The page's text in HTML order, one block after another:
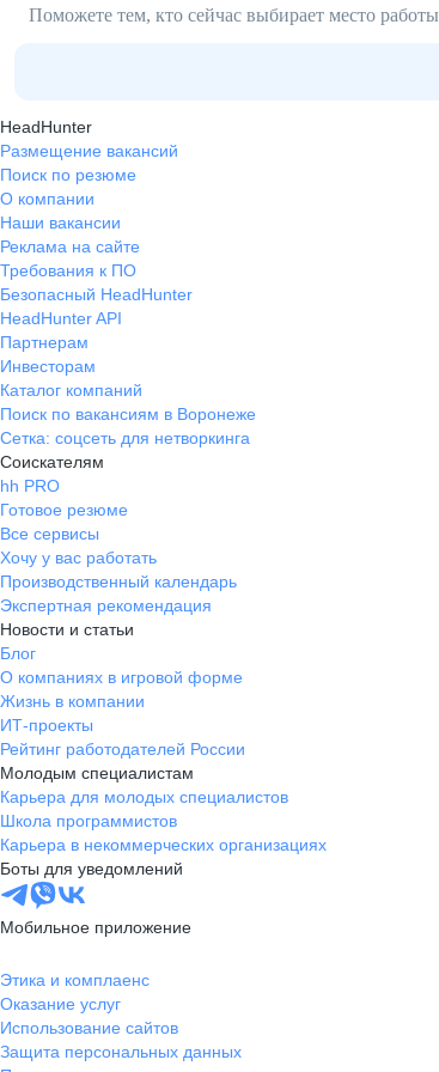
Поможете тем, кто сейчас выбирает место работы
HeadHunter
Размещение вакансий
Поиск по резюме
О компании
Наши вакансии
Реклама на сайте
Требования к ПО
Безопасный HeadHunter
HeadHunter API
Партнерам
Инвесторам
Каталог компаний
Поиск по вакансиям в Воронеже
Сетка: соцсеть для нетворкинга
Соискателям
hh PRO
Готовое резюме
Все сервисы
Хочу у вас работать
Производственный календарь
Экспертная рекомендация
Новости и статьи
Блог
О компаниях в игровой форме
Жизнь в компании
ИТ-проекты
Рейтинг работодателей России
Молодым специалистам
Карьера для молодых специалистов
Школа программистов
Карьера в некоммерческих организациях
Боты для уведомлений
Мобильное приложение
Этика и комплаенс
Оказание услуг
Использование сайтов
Защита персональных данных